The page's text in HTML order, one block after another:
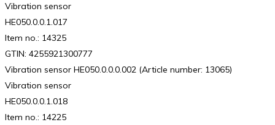
Vibration sensor
HE050.0.0.1.017
Item no.: 14325
GTIN: 4255921300777
Vibration sensor HE050.0.0.0.002 (Article number: 13065)
Vibration sensor
HE050.0.0.1.018
Item no.: 14225